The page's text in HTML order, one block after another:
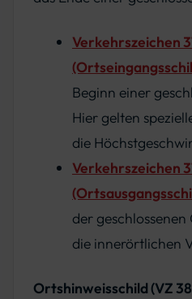
Verkehrszeichen
Beginn einer
Hier gelten
die
Verkehrszeichen
der
die innerörtlichen
Ortshinweisschild (VZ